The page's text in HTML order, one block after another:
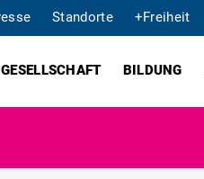
Standorte +Freiheit
BILDUNG